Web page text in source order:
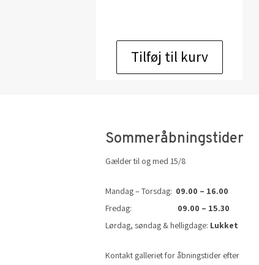
Tilføj til kurv
Sommeråbningstider
Gælder til og med 15/8
Mandag – Torsdag: 09.00 – 16.00
Fredag: 09.00 – 15.30
Lørdag, søndag & helligdage: Lukket
Kontakt galleriet for åbningstider efter